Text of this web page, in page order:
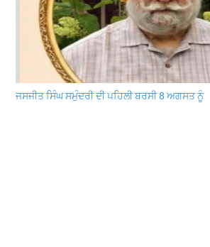
ਜਸਜੀਤ ਸਿੰਘ ਸਮੁੰਦਰੀ ਦੀ ਪਹਿਲੀ ਬਰਸੀ 8 ਅਗਸਤ ਨੂੰ